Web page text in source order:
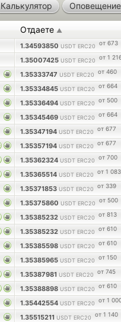
Калькулятор Оповещение
Отдаете ▲
1.34593850 USDT ERC20 от 673
1.35007425 USDT ERC20 от 1
1.35333747 USDT ERC20 от 460
1.35334845 USDT ERC20 от 664
1.35336494 USDT ERC20 от 500
1.35345469 USDT ERC20 от 664
1.35347194 USDT ERC20 от 677
1.35357194 USDT ERC20 от 677
1.35362324 USDT ERC20 от 700
1.35365514 USDT ERC20 от 1 083
1.35371853 USDT ERC20 от 339
1.35375860 USDT ERC20 от 500
1.35385232 USDT ERC20 от 813
1.35385232 USDT ERC20 от 610
1.35385598 USDT ERC20 от 610
1.35385965 USDT ERC20 от 150
1.35387981 USDT ERC20 от 745
1.35388898 USDT ERC20 от 610
1.35442554 USDT ERC20 от 1
1.35515211 USDT ERC20 от 1 140